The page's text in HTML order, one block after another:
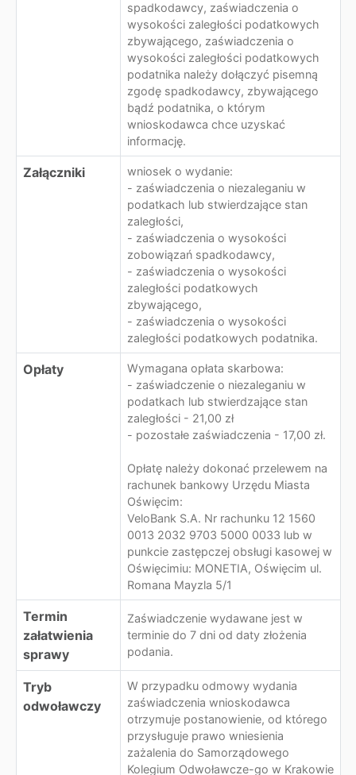
spadkodawcy, zaświadczenia o
wysokości zaległości podatkowych
zbywającego, zaświadczenia o
wysokości zaległości podatkowych
podatnika należy dołączyć pisemną
zgodę spadkodawcy, zbywającego
bądź podatnika, o którym
wnioskodawca chce uzyskać
informację.
Załączniki
wniosek o wydanie:
- zaświadczenia o niezaleganiu w
podatkach lub stwierdzające stan
zaległości,
- zaświadczenia o wysokości
zobowiązań spadkodawcy,
- zaświadczenia o wysokości
zaległości podatkowych
zbywającego,
- zaświadczenia o wysokości
zaległości podatkowych podatnika.
Opłaty
Wymagana opłata skarbowa:
- zaświadczenie o niezaleganiu w
podatkach lub stwierdzające stan
zaległości - 21,00 zł
- pozostałe zaświadczenia - 17,00 zł.
Opłatę należy dokonać przelewem na
rachunek bankowy Urzędu Miasta
Oświęcim:
VeloBank S.A. Nr rachunku 12 1560
0013 2032 9703 5000 0033 lub w
punkcie zastępczej obsługi kasowej w
Oświęcimiu: MONETIA, Oświęcim ul.
Romana Mayzla 5/1
Termin
załatwienia
sprawy
Zaświadczenie wydawane jest w
terminie do 7 dni od daty złożenia
podania.
Tryb
odwoławczy
W przypadku odmowy wydania
zaświadczenia wnioskodawca
otrzymuje postanowienie, od którego
przysługuje prawo wniesienia
zażalenia do Samorządowego
Kolegium Odwoławcze-go w Krakowie